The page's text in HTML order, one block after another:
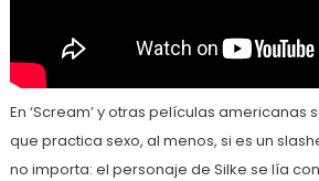
En ‘Scream’ y otras películas americanas
que practica sexo, al menos, si es un
no importa: el personaje de Silke se lía